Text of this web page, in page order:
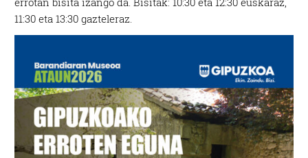
11:30 eta 13:30 gazteleraz.